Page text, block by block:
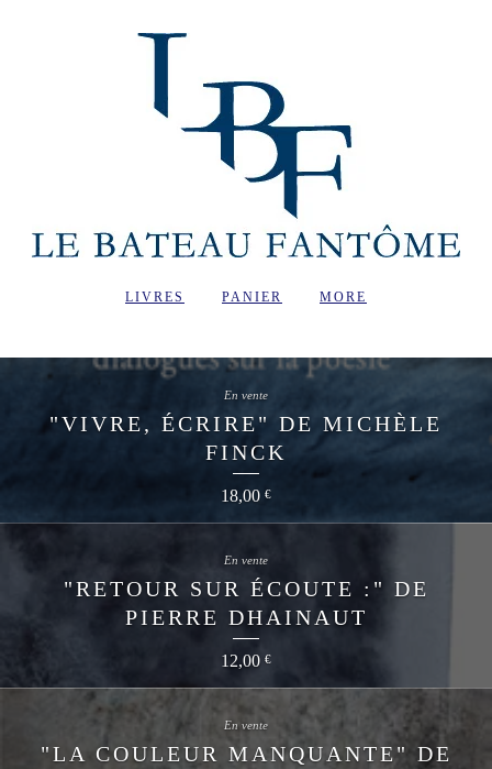
LIVRES PANIER MORE
"VIVRE, ÉCRIRE" DE MICHÈLE
FINCK
18,00 €
En vente
"RETOUR SUR ÉCOUTE :" DE
PIERRE DHAINAUT
12,00 €
En vente
"LA COULEUR MANQUANTE" DE
En vente